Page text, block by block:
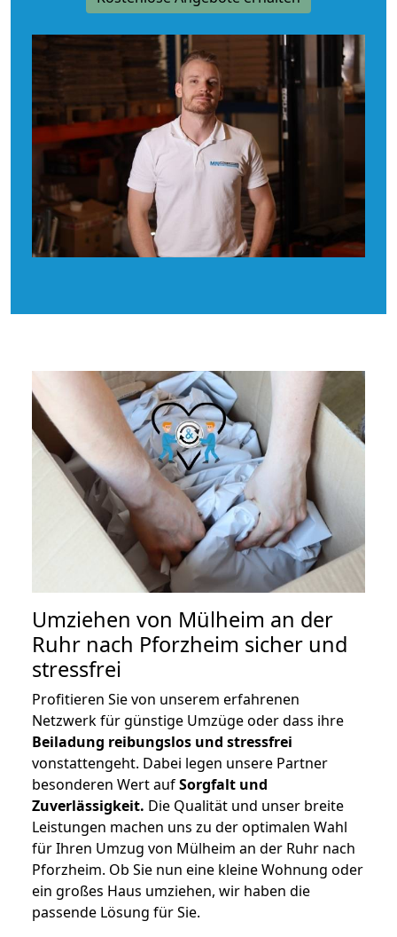
Umziehen von Mülheim an der
Ruhr nach Pforzheim sicher und
stressfrei
Profitieren Sie von unserem erfahrenen
Netzwerk für günstige Umzüge oder dass ihre
Beiladung reibungslos und stressfrei
vonstattengeht. Dabei legen unsere Partner
besonderen Wert aufSorgfalt und
Zuverlässigkeit. Die Qualität und unser breite
Leistungen machen uns zu der optimalen Wahl
für Ihren Umzug von Mülheim an der Ruhr nach
Pforzheim. Ob Sie nun eine kleine Wohnung oder
ein großes Haus umziehen, wir haben die
passende Lösung für Sie.